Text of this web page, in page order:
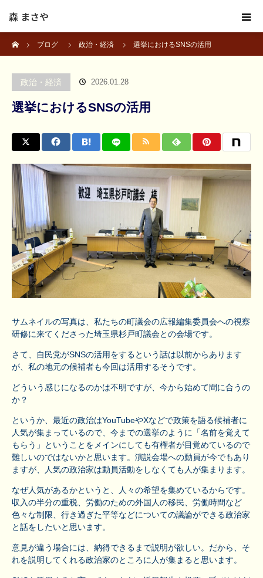
森 まさや
ブログ
政治・経済 選挙におけるSNSの活用
政治・経済 2026.01.28
選挙におけるSNSの活用
サムネイルの写真は、私たちの町議会の広報編集委員会への視察
研修に来てくださった埼玉県杉戸町議会との会場です。
さて、自民党がSNSの活用をするという話は以前からあります
が、私の地元の候補者も今回は活用するそうです。
どういう感じになるのかは不明ですが、今から始めて間に合うの
か？
というか、最近の政治はYouTubeやXなどで政策を語る候補者に
人気が集まっているので、今までの選挙のように「名前を覚えて
もらう」ということをメインにしても有権者が目覚めているので
難しいのではないかと思います。演説会場への動員が今でもあり
ますが、人気の政治家は動員活動をしなくても人が集まります。
なぜ人気があるかというと、人々の希望を集めているからです。
収入の半分の重税、労働のための外国人の移民、労働時間など
色々な制限、行き過ぎた平等などについての議論ができる政治家
と話をしたいと思います。
意見が違う場合には、納得できるまで説明が欲しい。だから、そ
れを説明してくれる政治家のところに人が集まると思います。